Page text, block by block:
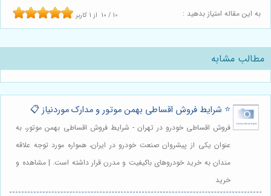
به این مقاله امتیاز بدهید : 10 / 10 از 1 کاربر
مطالب مشابه
⭐️ شرایط فروش اقساطی بهمن موتور و مدارک موردنیاز 📋
فروش اقساطی خودرو در تهران - شرایط فروش اقساطی بهمن موتور، به
عنوان یکی از پیشروان صنعت خودرو در ایران، همواره مورد توجه علاقه
مندان به خرید خودروهای باکیفیت و مدرن قرار داشته است. | مشاهده و
خرید